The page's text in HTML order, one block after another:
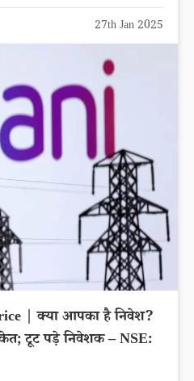
27th Jan 2025
| क्या आपका है निवेश?
टूट पड़े निवेशक – NSE: